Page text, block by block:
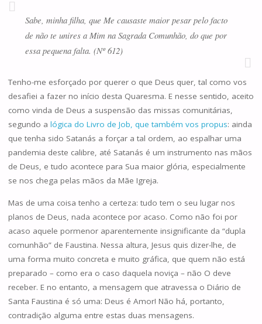
Sabe, minha filha, que Me causaste maior pesar pelo facto
de não te unires a Mim na Sagrada Comunhão, do que por
essa pequena falta. (Nº 612)
Tenho-me esforçado por querer o que Deus quer, tal como vos
desafiei a fazer no início desta Quaresma. E nesse sentido, aceito
como vinda de Deus a suspensão das missas comunitárias,
segundo a lógica do Livro de Job, que também vos propus: ainda
que tenha sido Satanás a forçar a tal ordem, ao espalhar uma
pandemia deste calibre, até Satanás é um instrumento nas mãos
de Deus, e tudo acontece para Sua maior glória, especialmente
se nos chega pelas mãos da Mãe Igreja.
Mas de uma coisa tenho a certeza: tudo tem o seu lugar nos
planos de Deus, nada acontece por acaso. Como não foi por
acaso aquele pormenor aparentemente insignificante da “dupla
comunhão” de Faustina. Nessa altura, Jesus quis dizer-lhe, de
uma forma muito concreta e muito gráfica, que quem não está
preparado – como era o caso daquela noviça – não O deve
receber. E no entanto, a mensagem que atravessa o Diário de
Santa Faustina é só uma: Deus é Amor! Não há, portanto,
contradição alguma entre estas duas mensagens.